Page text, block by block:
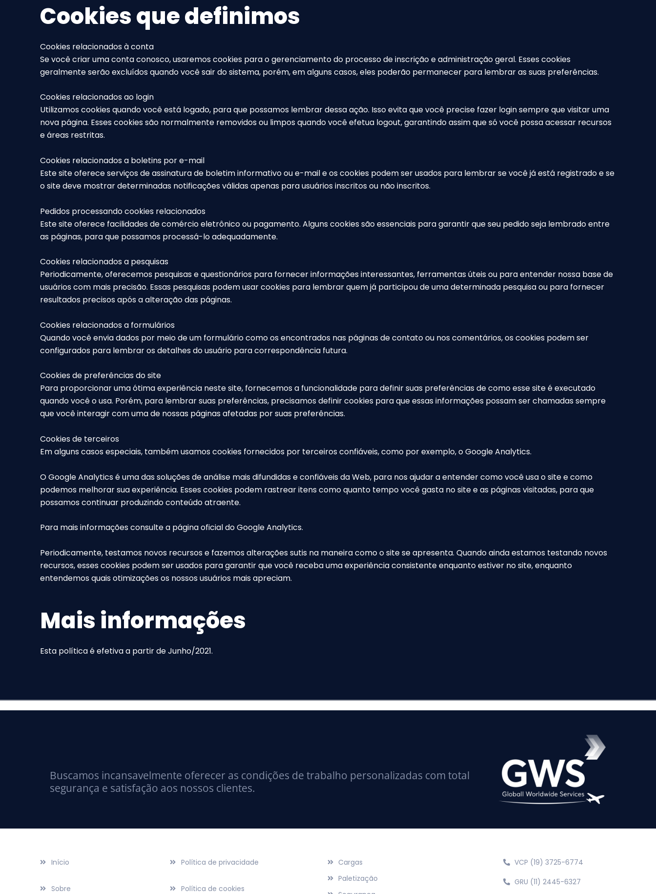
Cookies que definimos
Cookies relacionados à conta
Se você criar uma conta conosco, usaremos cookies para o gerenciamento do processo de inscrição e administração geral. Esses cookies
geralmente serão excluídos quando você sair do sistema, porém, em alguns casos, eles poderão permanecer para lembrar as suas preferências.
Cookies relacionados ao login
Utilizamos cookies quando você está logado, para que possamos lembrar dessa ação. Isso evita que você precise fazer login sempre que visitar uma
nova página. Esses cookies são normalmente removidos ou limpos quando você efetua logout, garantindo assim que só você possa acessar recursos
e áreas restritas.
Cookies relacionados a boletins por e-mail
Este site oferece serviços de assinatura de boletim informativo ou e-mail e os cookies podem ser usados para lembrar se você já está registrado e se
o site deve mostrar determinadas notificações válidas apenas para usuários inscritos ou não inscritos.
Pedidos processando cookies relacionados
Este site oferece facilidades de comércio eletrônico ou pagamento. Alguns cookies são essenciais para garantir que seu pedido seja lembrado entre
as páginas, para que possamos processá-lo adequadamente.
Cookies relacionados a pesquisas
Periodicamente, oferecemos pesquisas e questionários para fornecer informações interessantes, ferramentas úteis ou para entender nossa base de
usuários com mais precisão. Essas pesquisas podem usar cookies para lembrar quem já participou de uma determinada pesquisa ou para fornecer
resultados precisos após a alteração das páginas.
Cookies relacionados a formulários
Quando você envia dados por meio de um formulário como os encontrados nas páginas de contato ou nos comentários, os cookies podem ser
configurados para lembrar os detalhes do usuário para correspondência futura.
Cookies de preferências do site
Para proporcionar uma ótima experiência neste site, fornecemos a funcionalidade para definir suas preferências de como esse site é executado
quando você o usa. Porém, para lembrar suas preferências, precisamos definir cookies para que essas informações possam ser chamadas sempre
que você interagir com uma de nossas páginas afetadas por suas preferências.
Cookies de terceiros
Em alguns casos especiais, também usamos cookies fornecidos por terceiros confiáveis, como por exemplo, o Google Analytics.
O Google Analytics é uma das soluções de análise mais difundidas e confiáveis da Web, para nos ajudar a entender como você usa o site e como
podemos melhorar sua experiência. Esses cookies podem rastrear itens como quanto tempo você gasta no site e as páginas visitadas, para que
possamos continuar produzindo conteúdo atraente.
Para mais informações consulte a página oficial do Google Analytics.
Periodicamente, testamos novos recursos e fazemos alterações sutis na maneira como o site se apresenta. Quando ainda estamos testando novos
recursos, esses cookies podem ser usados para garantir que você receba uma experiência consistente enquanto estiver no site, enquanto
entendemos quais otimizações os nossos usuários mais apreciam.
Mais informações
Esta política é efetiva a partir de Junho/2021.
Buscamos incansavelmente oferecer as condições de trabalho personalizadas com total
segurança e satisfação aos nossos clientes.
Início
Sobre
Política de privacidade
Política de cookies
Cargas
Paletização
VCP (19) 3725-6774
GRU (11) 2445-6327